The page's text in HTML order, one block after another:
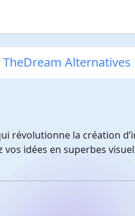
TheDream Alternatives
révolutionne la création
idées en superbes